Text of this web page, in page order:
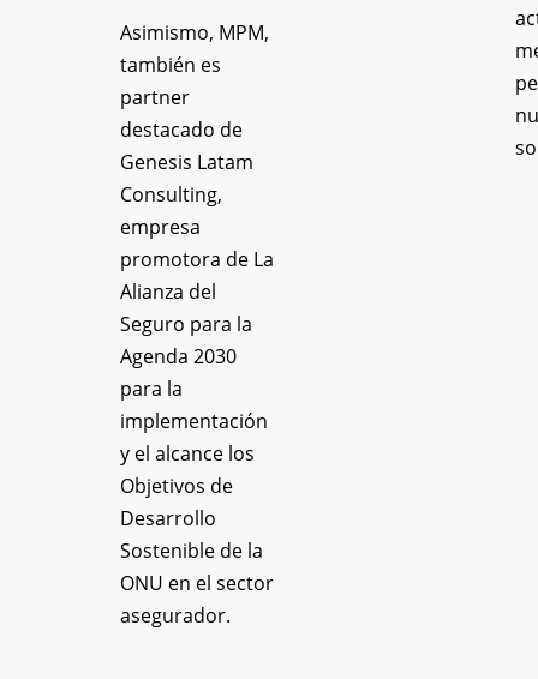
Asimismo, MPM,
también es
partner
destacado de
Genesis Latam
Consulting,
empresa
promotora de La
Alianza del
Seguro para la
Agenda 2030
para la
implementación
y el alcance los
Objetivos de
Desarrollo
Sostenible de la
ONU en el sector
asegurador.